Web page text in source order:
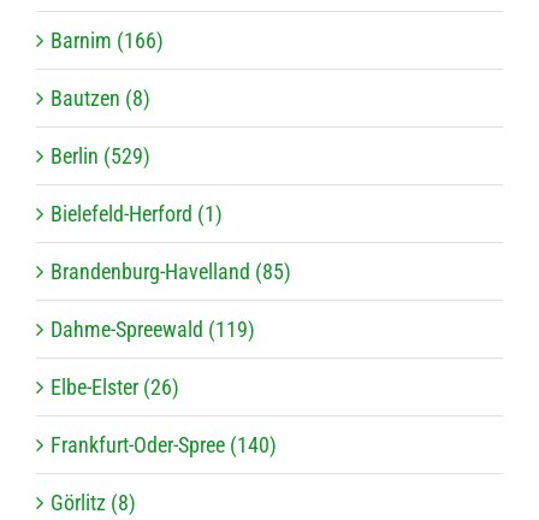
Barnim (166)
Bautzen (8)
Berlin (529)
Bielefeld-Herford (1)
Brandenburg-Havelland (85)
Dahme-Spreewald (119)
Elbe-Elster (26)
Frankfurt-Oder-Spree (140)
Görlitz (8)